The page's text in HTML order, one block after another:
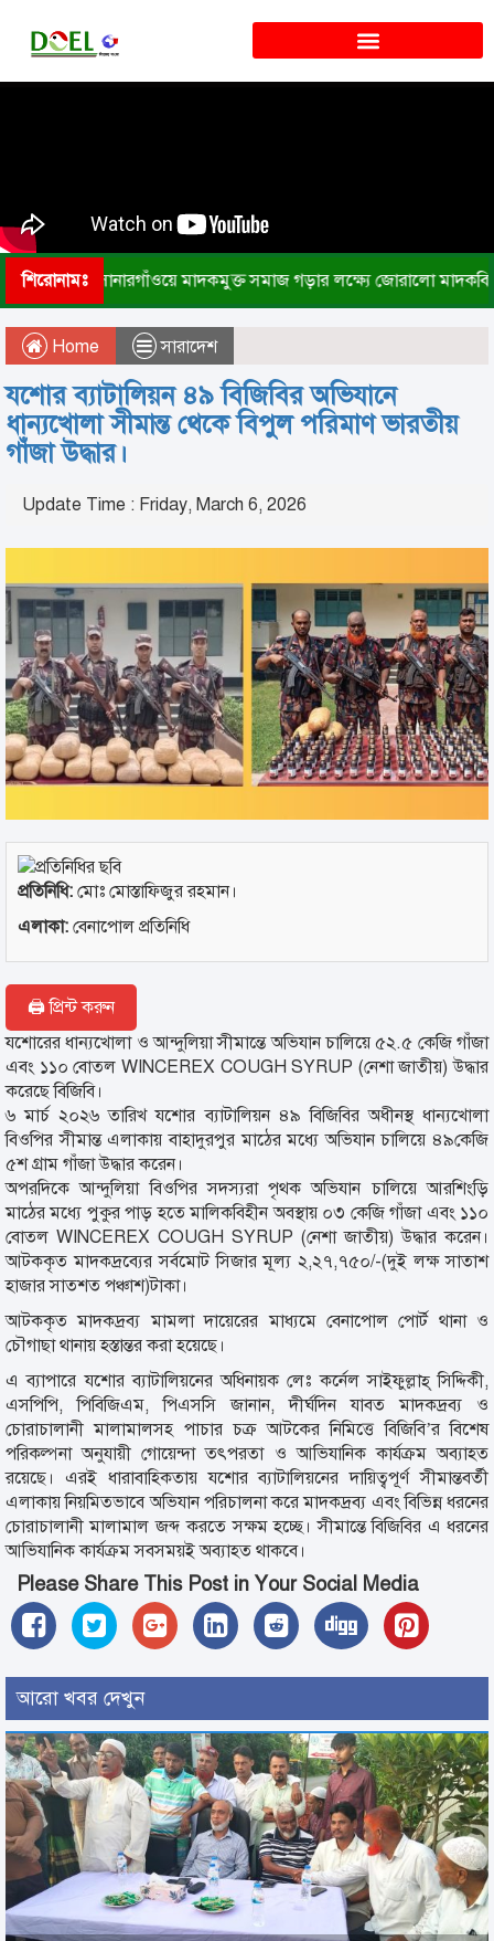
শিরোনামঃ সোনারগাঁওয়ে মাদকমুক্ত সমাজ গড়ার লক্ষ্যে জোরালো
Home সারাদেশ
যশোর ব্যাটালিয়ন ৪৯ বিজিবির অভিযানে
ধান্যখোলা সীমান্ত থেকে বিপুল পরিমাণ ভারতীয়
গাঁজা উদ্ধার।
Update Time : Friday, March 6, 2026
প্রতিনিধি: মোঃ মোস্তাফিজুর রহমান।
এলাকা: বেনাপোল প্রতিনিধি
🖨 প্রিন্ট করুন
যশোরের ধান্যখোলা ও আন্দুলিয়া সীমান্তে অভিযান চালিয়ে ৫২.৫ কেজি গাঁজা
এবং ১১০ বোতল WINCEREX COUGH SYRUP (নেশা জাতীয়) উদ্ধার
করেছে বিজিবি।
৬ মার্চ ২০২৬ তারিখ যশোর ব্যাটালিয়ন ৪৯ বিজিবির অধীনস্থ ধান্যখোলা
বিওপির সীমান্ত এলাকায় বাহাদুরপুর মাঠের মধ্যে অভিযান চালিয়ে ৪৯কেজি
৫শ গ্রাম গাঁজা উদ্ধার করেন।
অপরদিকে আন্দুলিয়া বিওপির সদস্যরা পৃথক অভিযান চালিয়ে আরশিংড়ি
মাঠের মধ্যে পুকুর পাড় হতে মালিকবিহীন অবস্থায় ০৩ কেজি গাঁজা এবং ১১০
বোতল WINCEREX COUGH SYRUP (নেশা জাতীয়) উদ্ধার করেন।
আটককৃত মাদকদ্রব্যের সর্বমোট সিজার মূল্য ২,২৭,৭৫০/-(দুই লক্ষ সাতাশ
হাজার সাতশত পঞ্চাশ)টাকা।
আটককৃত মাদকদ্রব্য মামলা দায়েরের মাধ্যমে বেনাপোল পোর্ট থানা ও
চৌগাছা থানায় হস্তান্তর করা হয়েছে।
এ ব্যাপারে যশোর ব্যাটালিয়নের অধিনায়ক লেঃ কর্নেল সাইফুল্লাহ্ সিদ্দিকী,
এসপিপি, পিবিজিএম, পিএসসি জানান, দীর্ঘদিন যাবত মাদকদ্রব্য ও
চোরাচালানী মালামালসহ পাচার চক্র আটকের নিমিত্তে বিজিবি’র বিশেষ
পরিকল্পনা অনুযায়ী গোয়েন্দা তৎপরতা ও আভিযানিক কার্যক্রম অব্যাহত
রয়েছে। এরই ধারাবাহিকতায় যশোর ব্যাটালিয়নের দায়িত্বপূর্ণ সীমান্তবর্তী
এলাকায় নিয়মিতভাবে অভিযান পরিচালনা করে মাদকদ্রব্য এবং বিভিন্ন ধরনের
চোরাচালানী মালামাল জব্দ করতে সক্ষম হচ্ছে। সীমান্তে বিজিবির এ ধরনের
আভিযানিক কার্যক্রম সবসময়ই অব্যাহত থাকবে।
Please Share This Post in Your Social Media
আরো খবর দেখুন